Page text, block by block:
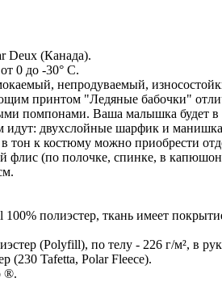
Deux (Канада).
0 до -30° С.
непродуваемый,
принтом "Ледяные бабочки"
помпонами. Ваша малышка будет в
идут: двухслойные шарфик и
тон к костюму можно приобрести
флис (по полочке, спинке, в
полиэстер, ткань имеет
(Polyfill), по телу - 226 г/м², в
(230 Tafetta, Polar Fleece).
®.